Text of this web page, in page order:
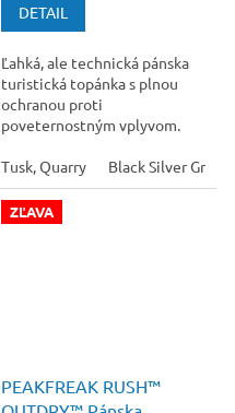
DETAIL
Ľahká, ale technická pánska
turistická topánka s plnou
ochranou proti
poveternostným vplyvom.
Tusk, Quarry Black Silver Grey
ZĽAVA
PEAKFREAK RUSH™